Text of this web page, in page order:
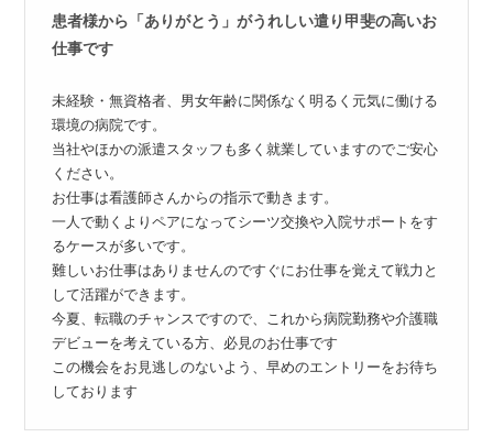
患者様から「ありがとう」がうれしい遣り甲斐の高いお
仕事です
未経験・無資格者、男女年齢に関係なく明るく元気に働ける
環境の病院です。
当社やほかの派遣スタッフも多く就業していますのでご安心
ください。
お仕事は看護師さんからの指示で動きます。
一人で動くよりペアになってシーツ交換や入院サポートをす
るケースが多いです。
難しいお仕事はありませんのですぐにお仕事を覚えて戦力と
して活躍ができます。
今夏、転職のチャンスですので、これから病院勤務や介護職
デビューを考えている方、必見のお仕事です
この機会をお見逃しのないよう、早めのエントリーをお待ち
しております